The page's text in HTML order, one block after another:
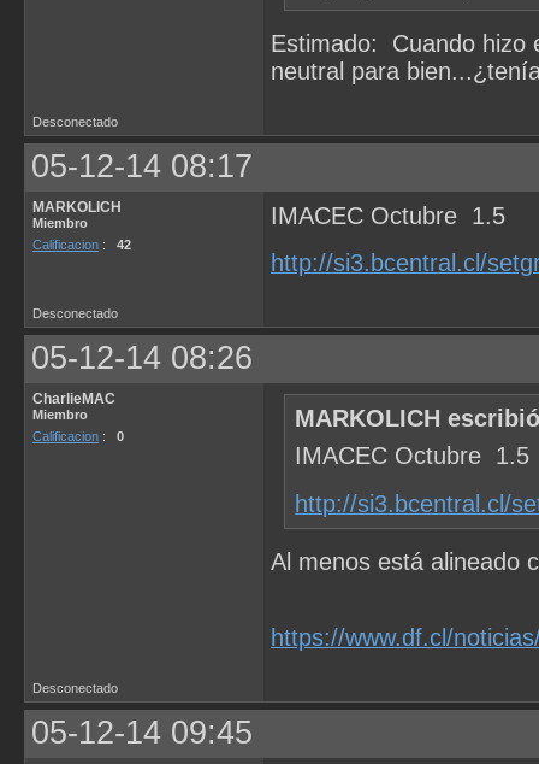
Estimado: Cuando hizo
neutral para
Desconectado
05-12-14 08:17
MARKOLICH
Miembro
Calificacion : 42
IMACEC Octubre 1.5
http://si3.bcentral.cl/
Desconectado
05-12-14 08:26
CharlieMAC
Miembro
Calificacion : 0
MARKOLICH
IMACEC Octubre 1.5
http://si3.bcentral.cl/
Al menos está alineado
https://www.df.cl/
Desconectado
05-12-14 09:45